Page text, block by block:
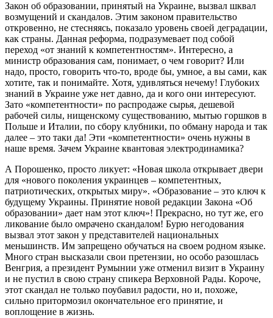
Закон об образовании, принятый на Украине, вызвал шквал
возмущений и скандалов. Этим законом правительство
откровенно, не стесняясь, показало уровень своей деградации,
как страны. Данная реформа, подразумевает под собой
переход «от знаний к компетентностям». Интересно, а
министр образования сам, понимает, о чем говорит? Или
надо, просто, говорить что-то, вроде бы, умное, а вы сами, как
хотите, так и понимайте. Хотя, удивляться нечему! Глубоких
знаний в Украине уже нет давно, да и кого они интересуют.
Зато «компетентности» по распродаже сырья, дешевой
рабочей силы, нищенскому существованию, мытью горшков в
Польше и Италии, по сбору клубники, по обману народа и так
далее – это таки да! Эти «компетентности» очень нужны в
наше время. Зачем Украине квантовая электродинамика?
А Порошенко, просто ликует: «Новая школа открывает двери
для «нового поколения украинцев – компетентных,
патриотических, открытых миру». «Образование – это ключ к
будущему Украины. Принятие новой редакции Закона «Об
образовании» дает нам этот ключ»! Прекрасно, но тут же, его
ликование было омрачено скандалом! Бурю негодования
вызвал этот закон у представителей национальных
меньшинств. Им запрещено обучаться на своем родном языке.
Много стран высказали свои претензии, но особо разошлась
Венгрия, а президент Румынии уже отменил визит в Украину
и не пустил в свою страну спикера Верховной Рады. Короче,
этот скандал не только поубавил радости, но и, похоже,
сильно притормозил окончательное его принятие, и
воплощение в жизнь.